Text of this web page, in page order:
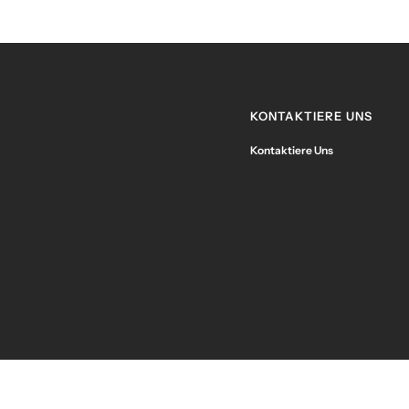
KONTAKTIERE UNS
Kontaktiere Uns